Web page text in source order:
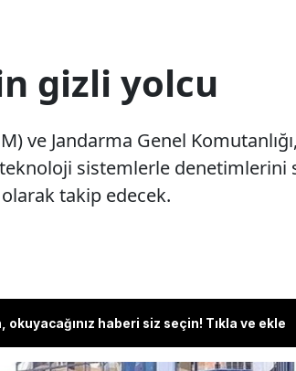
gizli yolcu
ve Jandarma Genel
sistemlerle denetimlerini
olarak takip edecek.
okuyacağınız haberi siz seçin! Tıkla ve ekle